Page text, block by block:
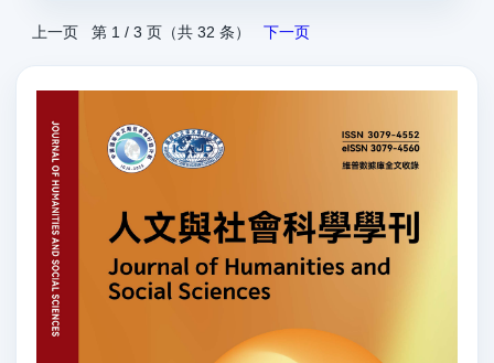
上一页 第 1 / 3 页（共 32 条） 下一页